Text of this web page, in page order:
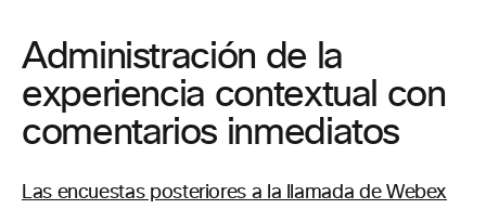
Administración de la
experiencia contextual con
comentarios inmediatos
Las encuestas posteriores a la llamada de Webex